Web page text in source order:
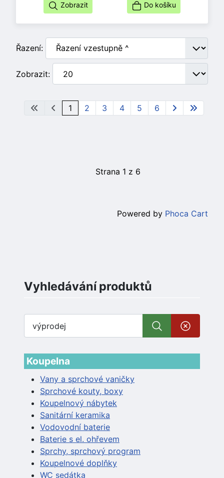
Vyhledávání produktů
Koupelna
Vany a sprchové vaničky
Sprchové kouty, boxy
Koupelnový nábytek
Sanitární keramika
Vodovodní baterie
Baterie s el. ohřevem
Sprchy, sprchový program
Koupelnové doplňky
WC sedátka
Zobrazit Do košíku
Řazení:
Zobrazit:
1 2 3 4 5 6
Strana 1 z 6
Powered by Phoca Cart